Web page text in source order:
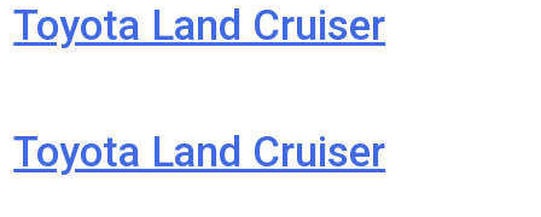
Toyota Land Cruiser
Toyota Land Cruiser